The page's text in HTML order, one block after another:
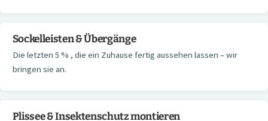
Sockelleisten & Übergänge
Die letzten 5 % , die ein Zuhause fertig aussehen lassen – wir
bringen sie an.
Plissee & Insektenschutz montieren